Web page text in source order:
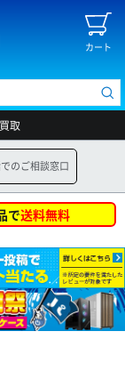
カート
買取
のご相談窓口
で送料無料